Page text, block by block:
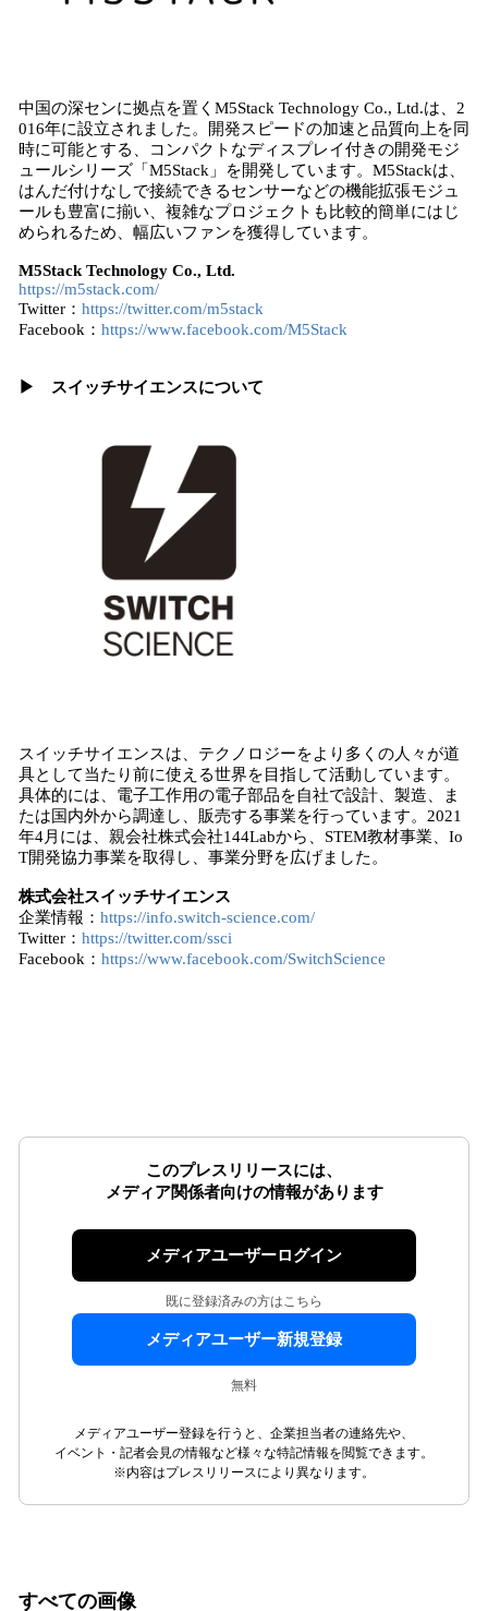
中国の深センに拠点を置くM5Stack Technology Co., Ltd.は、2
016年に設立されました。開発スピードの加速と品質向上を同
時に可能とする、コンパクトなディスプレイ付きの開発モジ
ュールシリーズ「M5Stack」を開発しています。M5Stackは、
はんだ付けなしで接続できるセンサーなどの機能拡張モジュ
ールも豊富に揃い、複雑なプロジェクトも比較的簡単にはじ
められるため、幅広いファンを獲得しています。
M5Stack Technology Co., Ltd.
https://m5stack.com/
Twitter： https://twitter.com/m5stack
Facebook： https://www.facebook.com/M5Stack
▶︎ スイッチサイエンスについて
スイッチサイエンスは、テクノロジーをより多くの人々が道
具として当たり前に使える世界を目指して活動しています。
具体的には、電子工作用の電子部品を自社で設計、製造、ま
たは国内外から調達し、販売する事業を行っています。2021
年4月には、親会社株式会社144Labから、STEM教材事業、Io
T開発協力事業を取得し、事業分野を広げました。
株式会社スイッチサイエンス
企業情報： https://info.switch-science.com/
Twitter： https://twitter.com/ssci
Facebook： https://www.facebook.com/SwitchScience
このプレスリリースには、
メディア関係者向けの情報があります
メディアユーザーログイン
既に登録済みの方はこちら
メディアユーザー新規登録
無料
メディアユーザー登録を行うと、企業担当者の連絡先や、
イベント・記者会見の情報など様々な特記情報を閲覧できます。
※内容はプレスリリースにより異なります。
すべての画像